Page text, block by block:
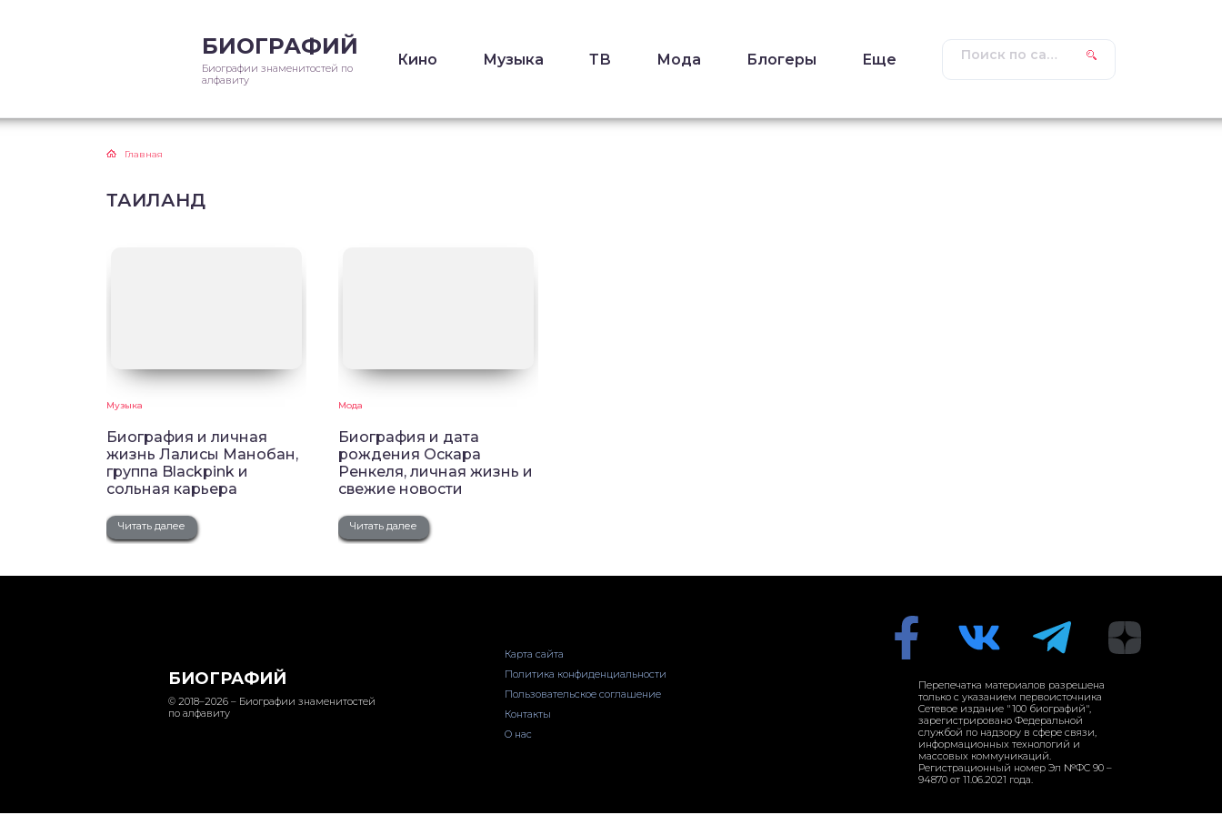
БИОГРАФИЙ
Биографии знаменитостей по
алфавиту
Кино Музыка ТВ Мода Блогеры Еще
Главная
ТАИЛАНД
Музыка
Биография и личная
жизнь Лалисы Манобан,
группа Blackpink и
сольная карьера
Читать далее
Мода
Биография и дата
рождения Оскара
Ренкеля, личная жизнь и
свежие новости
Читать далее
БИОГРАФИЙ
© 2018–2026 – Биографии знаменитостей
по алфавиту
Карта сайта
Политика конфиденциальности
Пользовательское соглашение
Контакты
О нас
Перепечатка материалов разрешена
только с указанием первоисточника
Сетевое издание "100 биографий",
зарегистрировано Федеральной
службой по надзору в сфере связи,
информационных технологий и
массовых коммуникаций.
Регистрационный номер Эл №ФС 90 –
94870 от 11.06.2021 года.